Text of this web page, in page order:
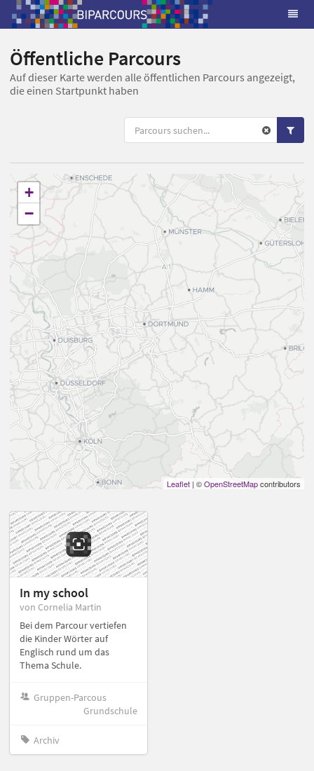
Öffentliche Parcours
Auf dieser Karte werden alle öffentlichen Parcours angezeigt,
die einen Startpunkt haben
+
−
Leaflet | ©OpenStreetMapcontributors
In my school
von Cornelia Martin
Bei dem Parcour vertiefen
die Kinder Wörter auf
Englisch rund um das
Thema Schule.
Gruppen-Parcous
Grundschule
Archiv